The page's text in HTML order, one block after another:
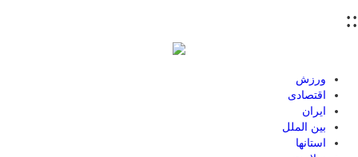
::
ورزش
اقتصادی
ایران
بین الملل
استانها